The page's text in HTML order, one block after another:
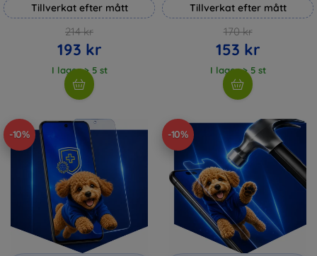
Tillverkat efter mått
214 kr
193 kr
I lager > 5 st
Tillverkat efter mått
170 kr
153 kr
I lager > 5 st
-10% -10%